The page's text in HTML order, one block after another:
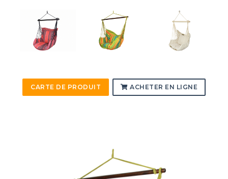
CARTE DE PRODUIT ACHETER EN LIGNE